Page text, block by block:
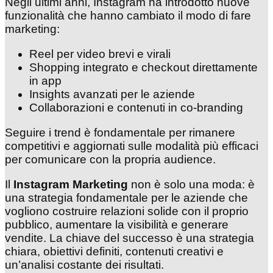
funzionalità che hanno cambiato il modo di fare
marketing:
Reel per video brevi e virali
Shopping integrato e checkout direttamente
in app
Insights avanzati per le aziende
Collaborazioni e contenuti in co-branding
Seguire i trend è fondamentale per rimanere
competitivi e aggiornati sulle modalità più efficaci
per comunicare con la propria audience.
Il Instagram Marketing non è solo una moda: è
una strategia fondamentale per le aziende che
vogliono costruire relazioni solide con il proprio
pubblico, aumentare la visibilità e generare
vendite. La chiave del successo è una strategia
chiara, obiettivi definiti, contenuti creativi e
un’analisi costante dei risultati.